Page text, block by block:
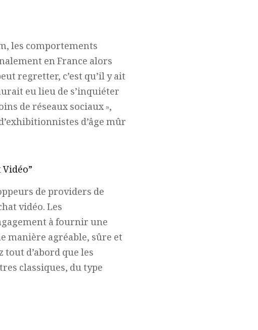
les comportements
en France alors
regretter, c’est qu’il y ait
eu lieu de s’inquiéter
de réseaux sociaux »,
d’âge mûr
de providers de
vidéo. Les
à fournir une
manière agréable, sûre et
d’abord que les
classiques, du type